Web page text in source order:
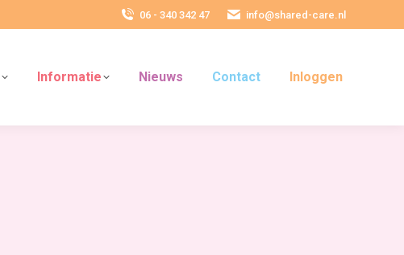
06 - 340 342 47 info@shared-care.nl
Informatie Nieuws Contact Inloggen